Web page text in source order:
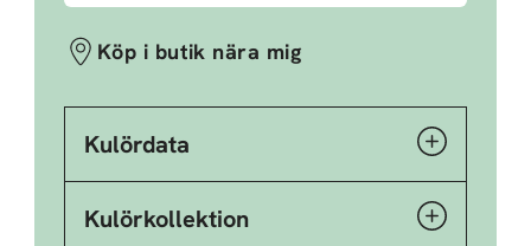
Köp i butik nära mig
Kulördata
Kulörkollektion